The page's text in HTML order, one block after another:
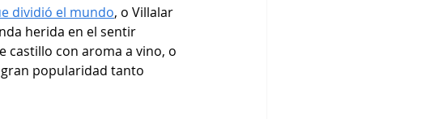
dividió el mundo, o Villalar
herida en el sentir
castillo con aroma a vino, o
popularidad tanto